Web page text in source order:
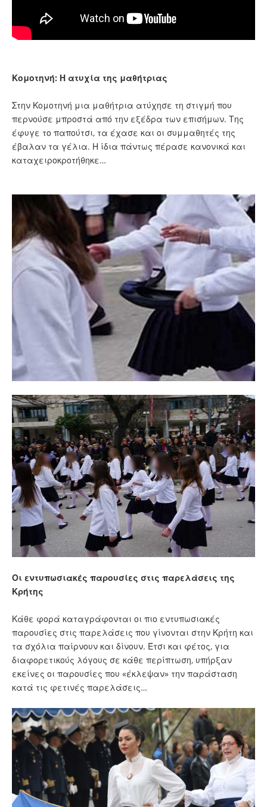
Κομοτηνή: Η ατυχία της μαθήτριας
Στην Κομοτηνή μια μαθήτρια ατύχησε τη στιγμή που
περνούσε μπροστά από την εξέδρα των επισήμων. Της
έφυγε το παπούτσι, τα έχασε και οι συμμαθητές της
έβαλαν τα γέλια. Η ίδια πάντως πέρασε κανονικά και
καταχειροκροτήθηκε…
Οι εντυπωσιακές παρουσίες στις παρελάσεις της
Κρήτης
Κάθε φορά καταγράφονται οι πιο εντυπωσιακές
παρουσίες στις παρελάσεις που γίνονται στην Κρήτη και
τα σχόλια παίρνουν και δίνουν. Έτσι και φέτος, για
διαφορετικούς λόγους σε κάθε περίπτωση, υπήρξαν
εκείνες οι παρουσίες που «έκλεψαν» την παράσταση
κατά τις φετινές παρελάσεις…